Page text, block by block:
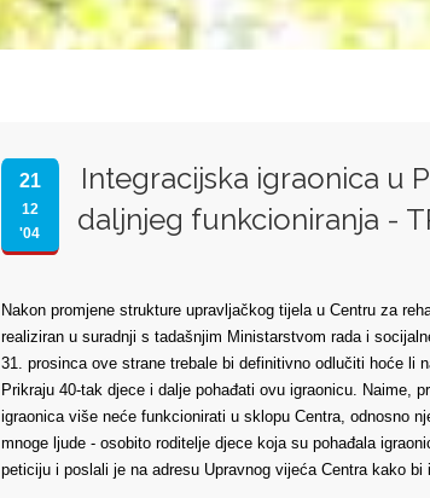
21
12
'04
Integracijska igraonica u
daljnjeg funkcioniranja -
Nakon promjene strukture upravljačkog tijela u Centru za
realiziran u suradnji s tadašnjim Ministarstvom rada i
31. prosinca ove strane trebale bi definitivno odlučiti hoće li
Prikraju 40-tak djece i dalje pohađati ovu igraonicu. Naime,
igraonica više neće funkcionirati u sklopu Centra, odnosno
mnoge ljude - osobito roditelje djece koja su pohađala
peticiju i poslali je na adresu Upravnog vijeća Centra kako